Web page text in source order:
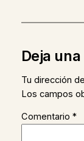
Deja
Tu dirección
Los campos
Comentario *